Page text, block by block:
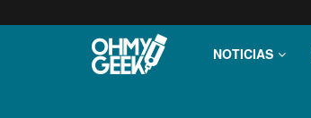
NOTICIAS